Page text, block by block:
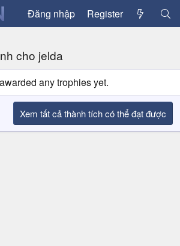
Đăng nhập Register
cho jelda
any trophies yet.
Xem tất cả thành tích có thể đạt được